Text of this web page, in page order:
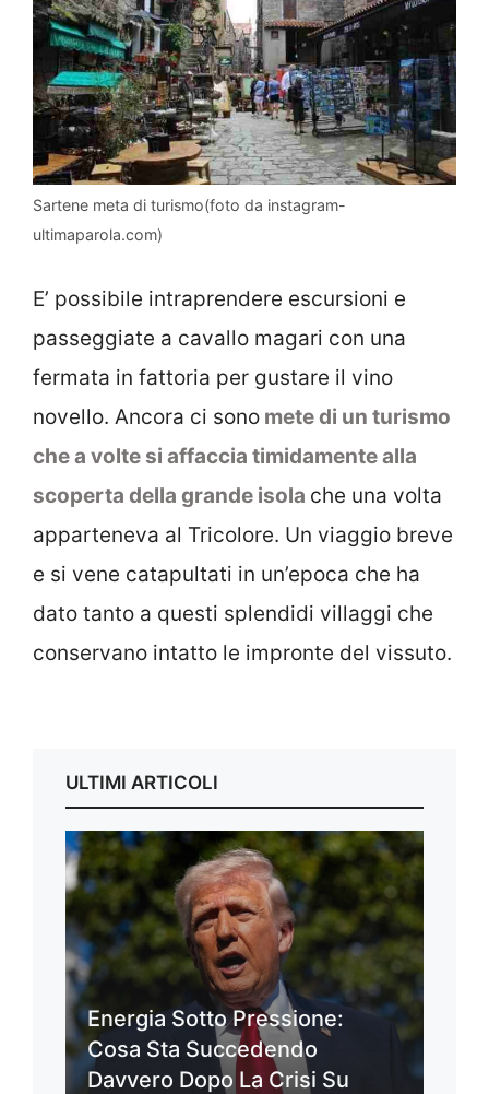
Sartene meta di turismo(foto da instagram-
ultimaparola.com)
E’ possibile intraprendere escursioni e
passeggiate a cavallo magari con una
fermata in fattoria per gustare il vino
novello. Ancora ci sono mete di un turismo
che a volte si affaccia timidamente alla
scoperta della grande isola che una volta
apparteneva al Tricolore. Un viaggio breve
e si vene catapultati in un’epoca che ha
dato tanto a questi splendidi villaggi che
conservano intatto le impronte del vissuto.
ULTIMI ARTICOLI
Energia Sotto Pressione:
Cosa Sta Succedendo
Davvero Dopo La Crisi Su